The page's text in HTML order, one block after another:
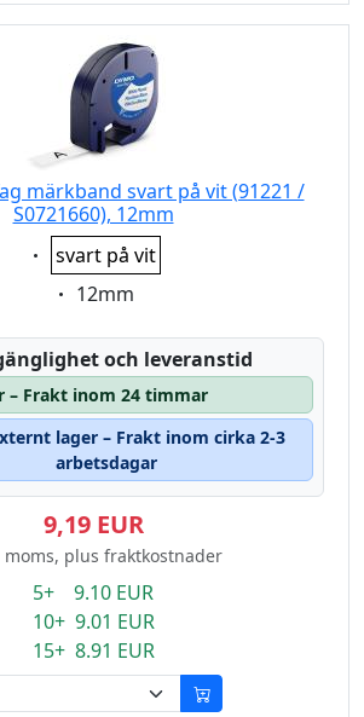
märkband svart på vit (91221 /
S0721660), 12mm
Eigenschaft:
svart på vit
Eigenschaft:
12mm
och leveranstid
– Frakt inom 24 timmar
lager – Frakt inom cirka 2-3
arbetsdagar
9,19 EUR
moms, plus fraktkostnader
5+ 9.10 EUR
10+ 9.01 EUR
15+ 8.91 EUR